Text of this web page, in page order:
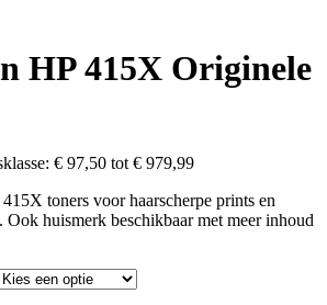
HP 415X Originele
€ 97,50 tot € 979,99
toners voor haarscherpe prints en
Ook huismerk beschikbaar met meer inhoud